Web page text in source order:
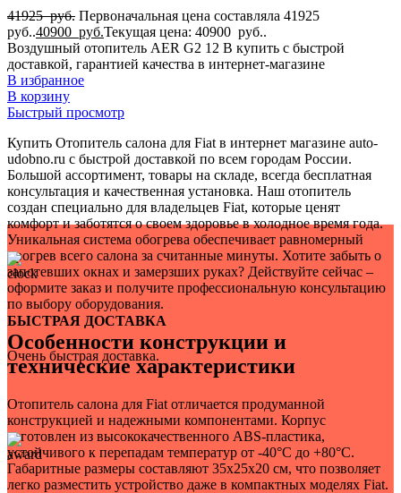
1
для Mercedes-Benz
1
для Mitsubishi
для Nissan
1
для Peugeot
для Porsche
1
для Seat
1
для Subaru
1
для Suzuki
1
для Tesla
1
для Toyota
1
для Volkswagen
1
для АвтоВАЗ
для ГАЗ
1
для легкового автомобиля
1
41925руб. Первоначальная цена составляла 41925
руб..40900 руб.Текущая цена: 40900 руб..
Воздушный отопитель AER G2 12 В купить с быстрой
доставкой, гарантией качества в интернет-магазине
В избранное
В корзину
Быстрый просмотр
Купить Отопитель салона для Fiat в интернет магазине auto-
udobno.ru с быстрой доставкой по всем городам России.
Большой ассортимент, товары на складе, всегда бесплатная
консультация и качественная установка. Наш отопитель
создан специально для владельцев Fiat, которые ценят
комфорт и заботятся о своем здоровье в холодное время года.
Уникальная система обогрева обеспечивает равномерный
прогрев всего салона за считанные минуты. Хотите забыть о
запотевших окнах и замерзших руках? Действуйте сейчас –
оформите заказ и получите профессиональную консультацию
по выбору оборудования.
Особенности конструкции и
технические характеристики
Отопитель салона для Fiat отличается продуманной
конструкцией и надежными компонентами. Корпус
изготовлен из высококачественного ABS-пластика,
устойчивого к перепадам температур от -40°C до +80°C.
Габаритные размеры составляют 35х25х20 см, что позволяет
легко разместить устройство даже в компактных моделях Fiat.
БЫСТРАЯ ДОСТАВКА
Очень быстрая доставка.